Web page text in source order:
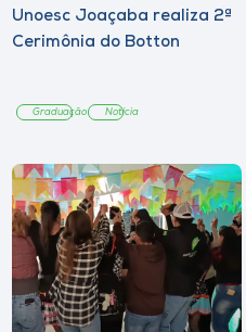
Unoesc Joaçaba realiza 2ª
Cerimônia do Botton
Graduação Notícia